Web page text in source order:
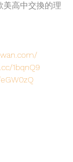
美高中交換的理
1bqnQ9